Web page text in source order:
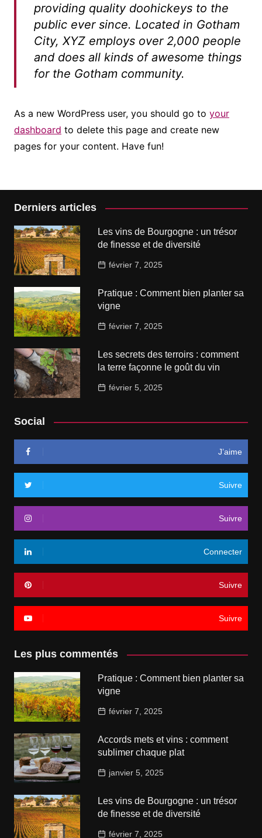
providing quality doohickeys to the
public ever since. Located in Gotham
City, XYZ employs over 2,000 people
and does all kinds of awesome things
for the Gotham community.
As a new WordPress user, you should go to your
dashboard to delete this page and create new
pages for your content. Have fun!
Derniers articles
Les vins de Bourgogne : un trésor
de finesse et de diversité
février 7, 2025
Pratique : Comment bien planter sa
vigne
février 7, 2025
Les secrets des terroirs : comment
la terre façonne le goût du vin
février 5, 2025
Social
J’aime
Suivre
Suivre
Connecter
Suivre
Suivre
Les plus commentés
Pratique : Comment bien planter sa
vigne
février 7, 2025
Accords mets et vins : comment
sublimer chaque plat
janvier 5, 2025
Les vins de Bourgogne : un trésor
de finesse et de diversité
février 7, 2025